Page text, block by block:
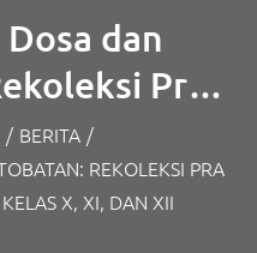
dan
Pra
Kelas X,
XII
/ BERITA /
REKOLEKSI PRA
X, XI, DAN XII